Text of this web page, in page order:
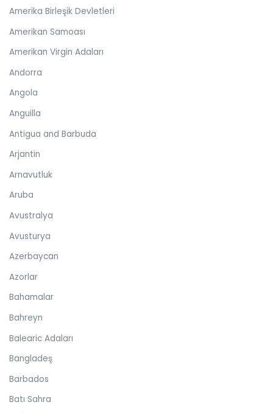
Amerika Birleşik Devletleri
Amerikan Samoası
Amerikan Virgin Adaları
Andorra
Angola
Anguilla
Antigua and Barbuda
Arjantin
Arnavutluk
Aruba
Avustralya
Avusturya
Azerbaycan
Azorlar
Bahamalar
Bahreyn
Balearic Adaları
Bangladeş
Barbados
Batı Sahra